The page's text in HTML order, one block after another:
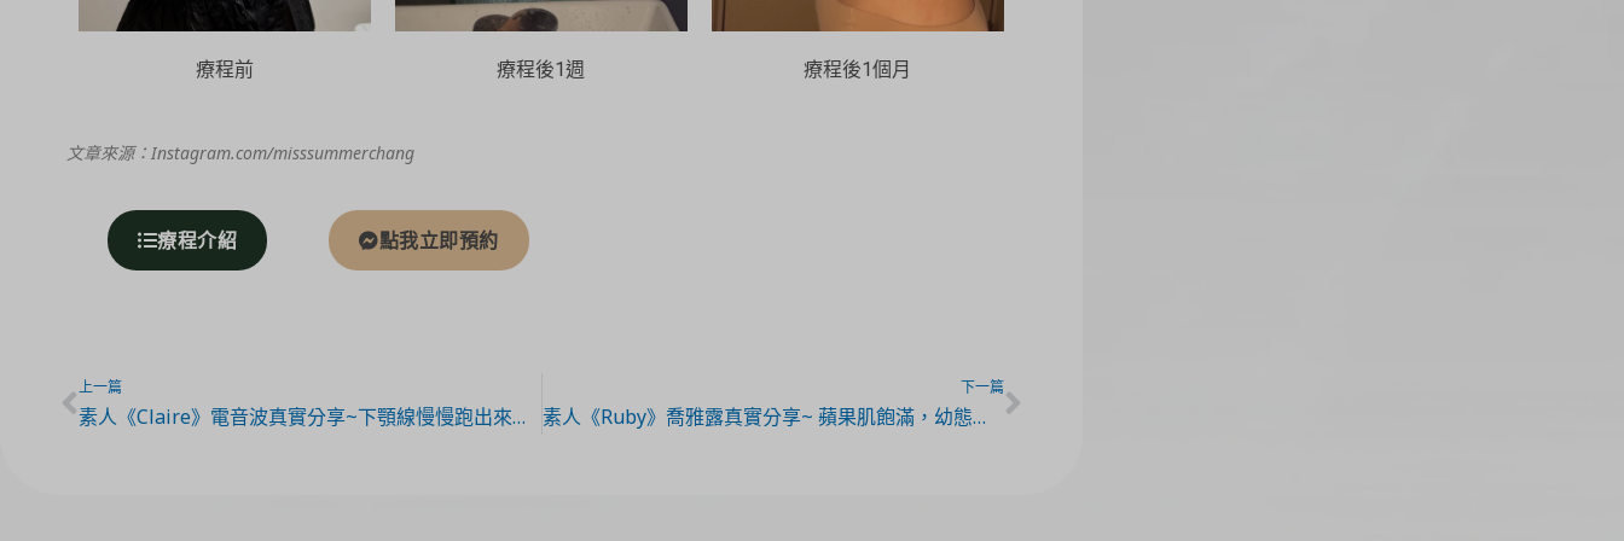
療程前 療程後1週 療程後1個月
文章來源：Instagram.com/misssummerchang
療程介紹 點我立即預約
上一篇
素人《Claire》電音波真實分享~下顎線慢慢跑出來了！雙下巴改善超有感
下一篇
素人《Ruby》喬雅露真實分享~ 蘋果肌飽滿，幼態顯自然!